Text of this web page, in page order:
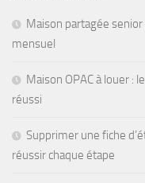
Maison partagée
mensuel
Maison OPAC à louer :
réussi
Supprimer une fiche
réussir chaque étape